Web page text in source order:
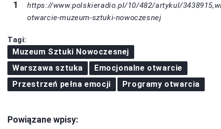
https://www.polskieradio.pl/10/482/artykul/
otwarcie-muzeum-sztuki-nowoczesnej
Tagi:
Muzeum Sztuki Nowoczesnej
Warszawa sztuka
Emocjonalne otwarcie
Przestrzeń pełna emocji
Programy otwarcia
Powiązane wpisy: